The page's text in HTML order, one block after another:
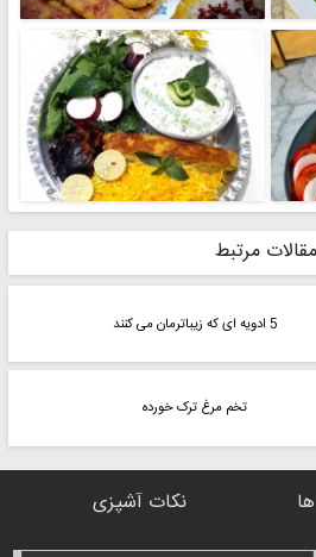
مقالات مرتبط
5 ادویه ای که زیباترمان می کنند
تخم مرغ ترک خورده
نکات آشپزی